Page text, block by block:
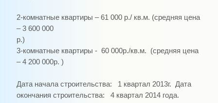
2-комнатные квартиры – 61 000 р./ кв.м. (средняя цена
– 3 600 000
3-комнатные квартиры - 60 000р./кв.м. (средняя цена
– 4 200 000р. )
Дата начала строительства: 1 квартал 2013г. Дата
окончания строительства: 4 квартал 2014 года.